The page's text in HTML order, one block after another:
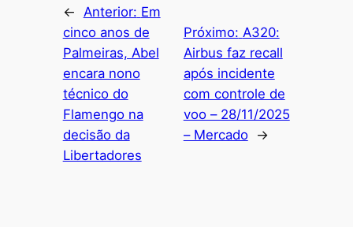
← Anterior: Em
cinco anos de
Palmeiras, Abel
encara nono
técnico do
Flamengo na
decisão da
Libertadores
Próximo: A320:
Airbus faz recall
após incidente
com controle de
voo – 28/11/2025
– Mercado
→